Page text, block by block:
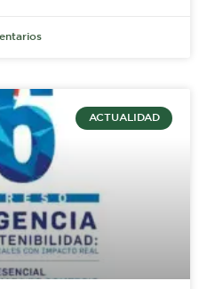
ACTUALIDAD